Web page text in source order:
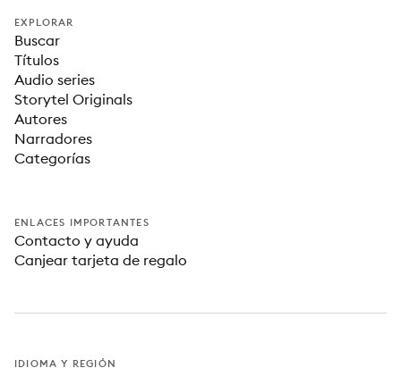
EXPLORAR
Buscar
Títulos
Audio series
Storytel Originals
Autores
Narradores
Categorías
ENLACES IMPORTANTES
Contacto y ayuda
Canjear tarjeta de regalo
IDIOMA Y REGIÓN